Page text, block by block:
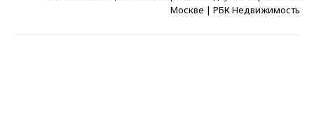
Москве | РБК Недвижимость